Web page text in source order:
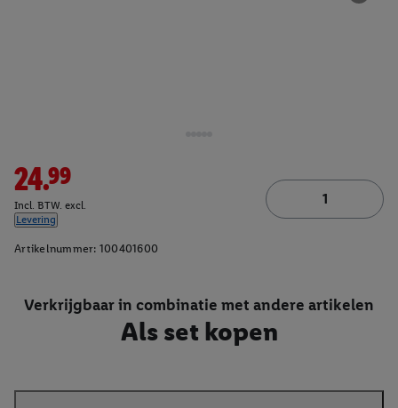
24.99
Incl. BTW. excl.
Levering
Artikelnummer: 100401600
Verkrijgbaar in combinatie met andere artikelen
Als set kopen